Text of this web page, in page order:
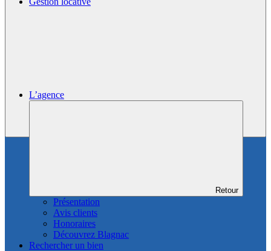
L’agence
Retour
Présentation
Avis clients
Honoraires
Découvrez Blagnac
Rechercher un bien